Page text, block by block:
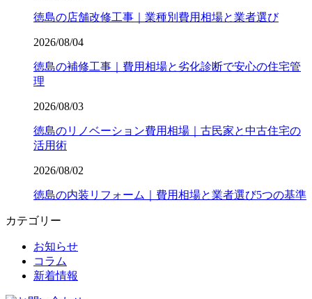
徳島の店舗改修工事｜業種別費用相場と業者選び
2026/08/04
徳島の補修工事｜費用相場と劣化診断で安心の住宅管
理
2026/08/03
徳島のリノベーション費用相場｜古民家と中古住宅の
活用術
2026/08/02
徳島の内装リフォーム｜費用相場と業者選び5つの基準
カテゴリー
お知らせ
コラム
新着情報